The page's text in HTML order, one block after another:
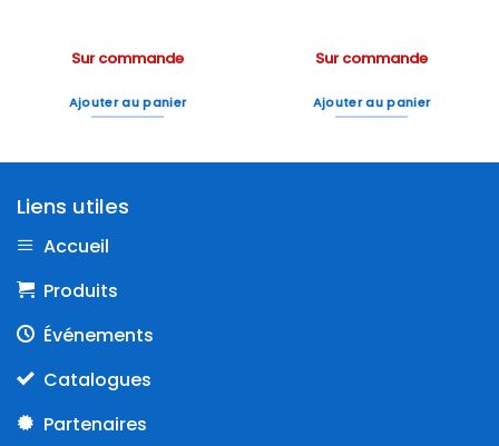
Sur commande
Ajouter au panier
Sur commande
Ajouter au panier
Liens utiles
Accueil
Produits
Événements
Catalogues
Partenaires